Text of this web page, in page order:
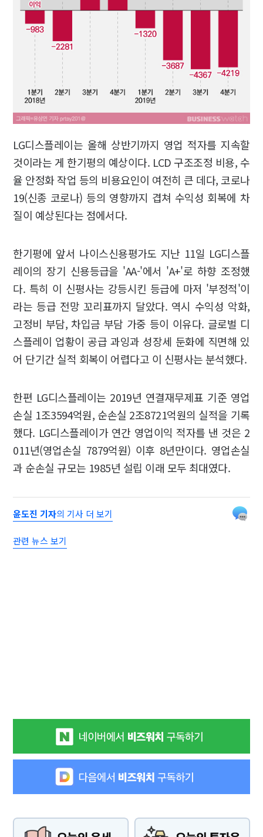
LG디스플레이는 올해 상반기까지 영업 적자를 지속할
것이라는 게 한기평의 예상이다. LCD 구조조정 비용, 수
율 안정화 작업 등의 비용요인이 여전히 큰 데다, 코로나
19(신종 코로나) 등의 영향까지 겹쳐 수익성 회복에 차
질이 예상된다는 점에서다.
한기평에 앞서 나이스신용평가도 지난 11일 LG디스플
레이의 장기 신용등급을 'AA-'에서 'A+'로 하향 조정했
다. 특히 이 신평사는 강등시킨 등급에 마저 '부정적'이
라는 등급 전망 꼬리표까지 달았다. 역시 수익성 악화,
고정비 부담, 차입금 부담 가중 등이 이유다. 글로벌 디
스플레이 업황이 공급 과잉과 성장세 둔화에 직면해 있
어 단기간 실적 회복이 어렵다고 이 신평사는 분석했다.
한편 LG디스플레이는 2019년 연결재무제표 기준 영업
손실 1조3594억원, 순손실 2조8721억원의 실적을 기록
했다. LG디스플레이가 연간 영업이익 적자를 낸 것은 2
011년(영업손실 7879억원) 이후 8년만이다. 영업손실
과 순손실 규모는 1985년 설립 이래 모두 최대였다.
윤도진 기자의 기사 더 보기
관련 뉴스 보기